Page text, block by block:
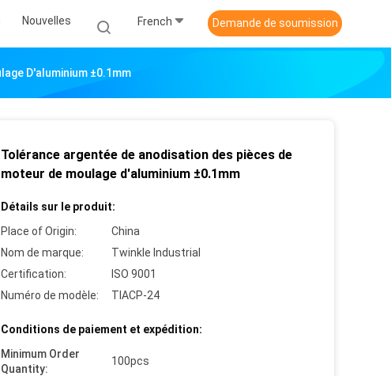
Nouvelles French Demande de soumission
D'aluminium ±0.1mm
Tolérance argentée de anodisation des pièces de
moteur de moulage d'aluminium ±0.1mm
Détails sur le produit:
Place of Origin:
China
Nom de marque:
Twinkle Industrial
Certification:
ISO 9001
Numéro de modèle:
TIACP-24
Conditions de paiement et expédition:
Minimum Order
Quantity:
100pcs